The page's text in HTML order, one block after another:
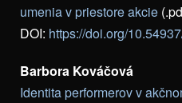
umenia v priestore akcie
DOI: https://doi.org/
Barbora Kováčová
Identita performerov v